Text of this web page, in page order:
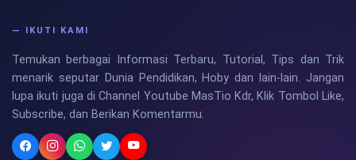
— IKUTI KAMI
Temukan berbagai Informasi Terbaru, Tutorial, Tips dan Trik
menarik seputar Dunia Pendidikan, Hoby dan lain-lain. Jangan
lupa ikuti juga di Channel Youtube MasTio Kdr, Klik Tombol Like,
Subscribe, dan Berikan Komentarmu.